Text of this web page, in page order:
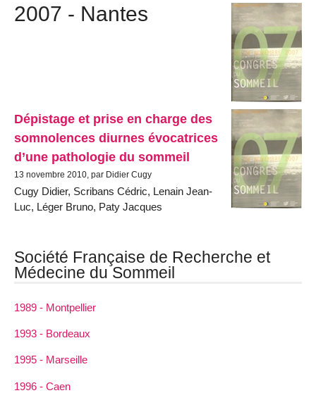
2007 - Nantes
Dépistage et prise en charge des
somnolences diurnes évocatrices
d’une pathologie du sommeil
13 novembre 2010, par Didier Cugy
Cugy Didier, Scribans Cédric, Lenain Jean-
Luc, Léger Bruno, Paty Jacques
Société Française de Recherche et
Médecine du Sommeil
1989 - Montpellier
1993 - Bordeaux
1995 - Marseille
1996 - Caen